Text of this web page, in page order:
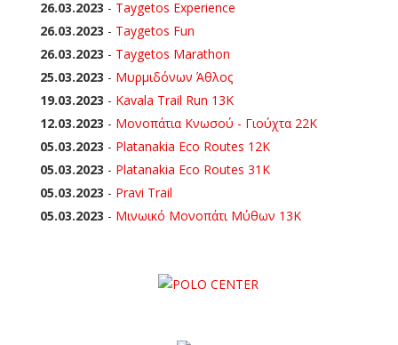
26.03.2023 - Taygetos Experience
26.03.2023 - Taygetos Fun
26.03.2023 - Taygetos Marathon
25.03.2023 - Μυρμιδόνων Άθλος
19.03.2023 - Kavala Trail Run 13K
12.03.2023 - Μονοπάτια Κνωσού - Γιούχτα 22Κ
05.03.2023 - Platanakia Eco Routes 12K
05.03.2023 - Platanakia Eco Routes 31K
05.03.2023 - Pravi Trail
05.03.2023 - Μινωικό Μονοπάτι Μύθων 13Κ